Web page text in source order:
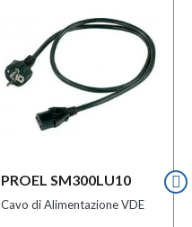
PROEL SM300LU10
Cavo di Alimentazione VDE